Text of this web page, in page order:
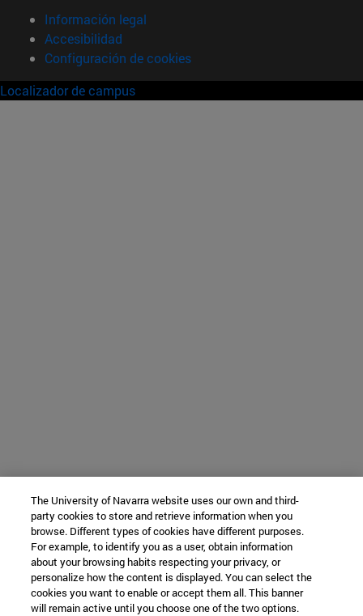
Información legal
Accesibilidad
Configuración de cookies
Localizador de campus
The University of Navarra website uses our own and third-
party cookies to store and retrieve information when you
browse. Different types of cookies have different purposes.
For example, to identify you as a user, obtain information
about your browsing habits respecting your privacy, or
personalize how the content is displayed. You can select the
cookies you want to enable or accept them all. This banner
will remain active until you choose one of the two options.